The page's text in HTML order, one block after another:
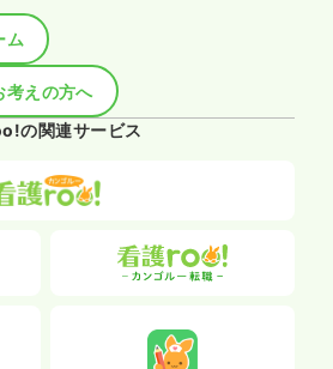
ム
考えの方へ
の関連サービス